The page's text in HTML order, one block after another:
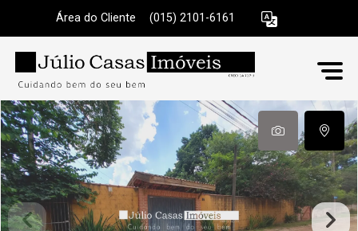
Área do Cliente (015) 2101-6161